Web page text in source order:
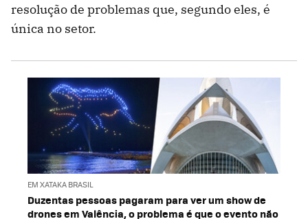
resolução de problemas que, segundo eles, é
única no setor.
EM XATAKA BRASIL
Duzentas pessoas pagaram para ver um show de
drones em Valência, o problema é que o evento não